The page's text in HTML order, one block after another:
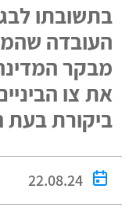
בתשובת​ו
העובדה
מבקר
את צו
ביקורת
22.08.24